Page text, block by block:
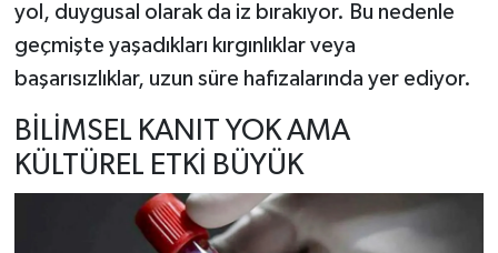
yol, duygusal olarak da iz bırakıyor. Bu nedenle
geçmişte yaşadıkları kırgınlıklar veya
başarısızlıklar, uzun süre hafızalarında yer ediyor.
BİLİMSEL KANIT YOK AMA
KÜLTÜREL ETKİ BÜYÜK